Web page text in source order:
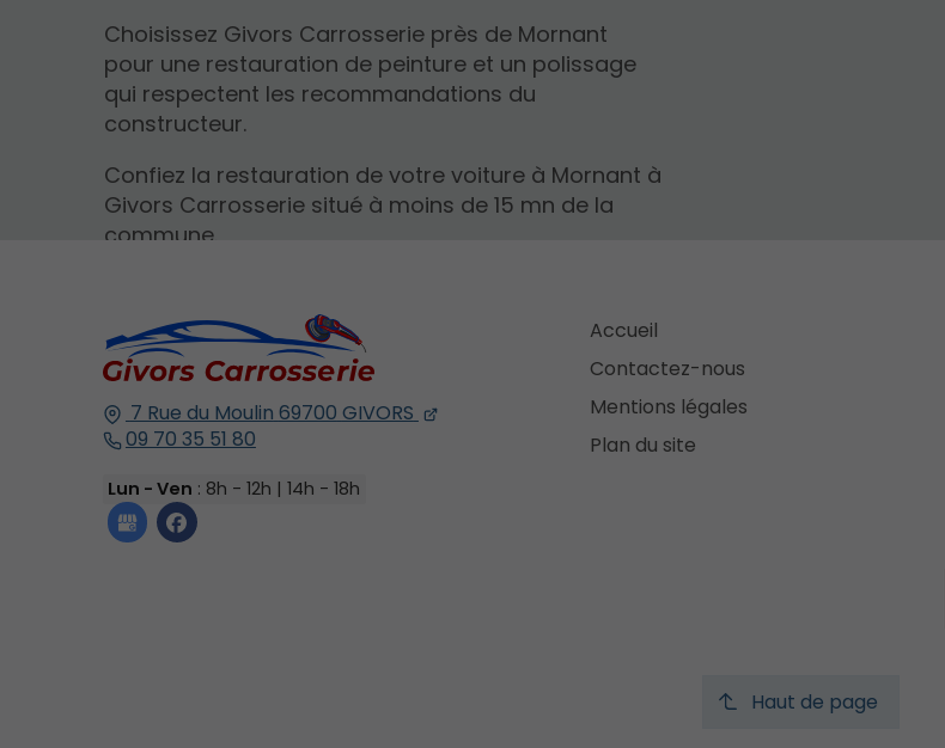
Choisissez Givors Carrosserie près de Mornant
pour une restauration de peinture et un polissage
qui respectent les recommandations du
constructeur.
Confiez la restauration de votre voiture à Mornant à
Givors Carrosserie situé à moins de 15 mn de la
commune.
7 Rue du Moulin 69700 GIVORS
09 70 35 51 80
Lun - Ven : 8h - 12h | 14h - 18h
Accueil
Contactez-nous
Mentions légales
Plan du site
Haut de page